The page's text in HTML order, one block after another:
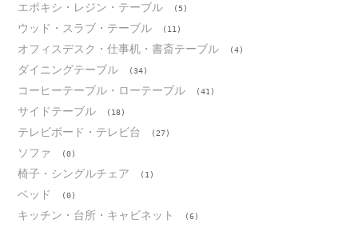
エポキシ・レジン・テーブル (5)
ウッド・スラブ・テーブル (11)
オフィスデスク・仕事机・書斎テーブル (4)
ダイニングテーブル (34)
コーヒーテーブル・ローテーブル (41)
サイドテーブル (18)
テレビボード・テレビ台 (27)
ソファ (0)
椅子・シングルチェア (1)
ベッド (0)
キッチン・台所・キャビネット (6)